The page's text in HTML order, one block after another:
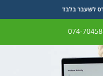
לשעבר בלבד
074-